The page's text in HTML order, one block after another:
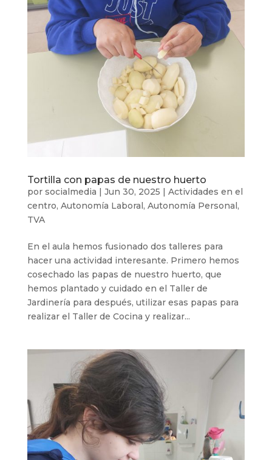
Tortilla con papas de nuestro huerto
por socialmedia | Jun 30, 2025 | Actividades en el
centro, Autonomía Laboral, Autonomía Personal,
TVA
En el aula hemos fusionado dos talleres para
hacer una actividad interesante. Primero hemos
cosechado las papas de nuestro huerto, que
hemos plantado y cuidado en el Taller de
Jardinería para después, utilizar esas papas para
realizar el Taller de Cocina y realizar...